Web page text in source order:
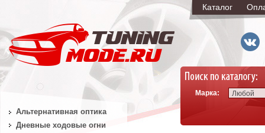
Каталог
Марка: Любой
Альтернативная оптика
Дневные ходовые огни